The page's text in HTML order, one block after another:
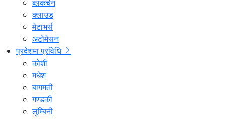
ब्लकचेन
क्लाउड
मेटाभर्स
अटोमेसन
प्रदेशमा प्रविधि
कोशी
मधेश
बागमती
गण्डकी
लुम्बिनी